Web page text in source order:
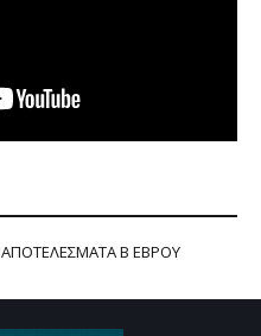
ΑΠΟΤΕΛΕΣΜΑΤΑ Β ΕΒΡΟΥ